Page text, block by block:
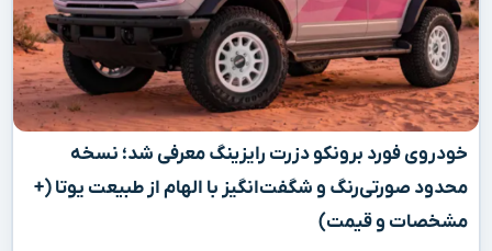
خودروی فورد برونکو دزرت رایزینگ معرفی شد؛ نسخه
محدود صورتی‌رنگ و شگفت‌انگیز با الهام از طبیعت یوتا (+
مشخصات و قیمت)